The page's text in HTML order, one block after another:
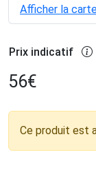
Afficher la
Prix indicatif
56€
Ce produit est